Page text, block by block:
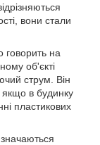
вони стали
говорить на
об'єкті
струм. Він
якщо в будинку
пластикових